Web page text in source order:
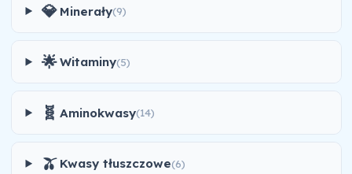
💎 Minerały(9)
🌟 Witaminy(5)
🧬 Aminokwasy(14)
🫒 Kwasy tłuszczowe(6)